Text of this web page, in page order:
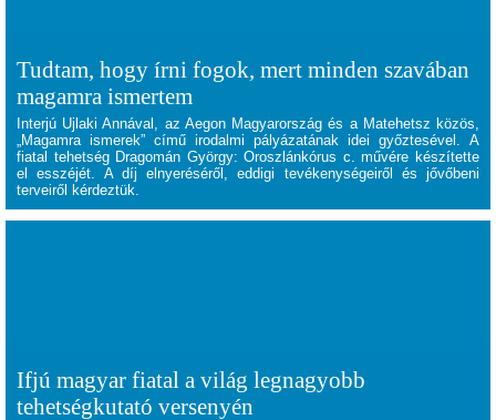
Tudtam, hogy írni fogok, mert minden szavában
magamra ismertem
Interjú Ujlaki Annával, az Aegon Magyarország és a Matehetsz közös,
„Magamra ismerek” című irodalmi pályázatának idei győztesével. A
fiatal tehetség Dragomán György: Oroszlánkórus c. művére készítette
elesszéjét. A díj elnyeréséről, eddigi tevékenységeiről és jővőbeni
terveiről kérdeztük.
Ifjú magyar fiatal a világ legnagyobb
tehetségkutató versenyén